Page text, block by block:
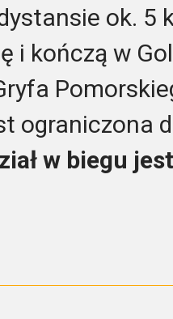
ok. 5
i kończą w
ograniczona
w biegu